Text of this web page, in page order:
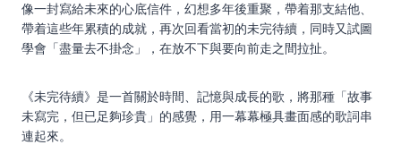
像一封寫給未來的心底信件，幻想多年後重聚，帶着那支結他、
帶着這些年累積的成就，再次回看當初的未完待續，同時又試圖
學會「盡量去不掛念」，在放不下與要向前走之間拉扯。
《未完待續》是一首關於時間、記憶與成長的歌，將那種「故事
未寫完，但已足夠珍貴」的感覺，用一幕幕極具畫面感的歌詞串
連起來。